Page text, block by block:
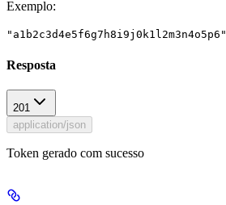
Exemplo:
"a1b2c3d4e5f6g7h8i9j0k1l2m3n4o5p6"
Resposta
201
application/json
Token gerado com sucesso